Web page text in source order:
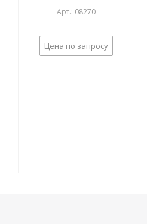
Арт.: 08270
Цена по запросу